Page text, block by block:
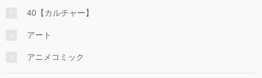
40【カルチャー】
アート
アニメコミック